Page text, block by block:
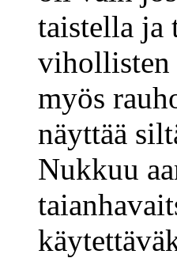
taistella ja
vihollisten
myös
näyttää
Nukkuu